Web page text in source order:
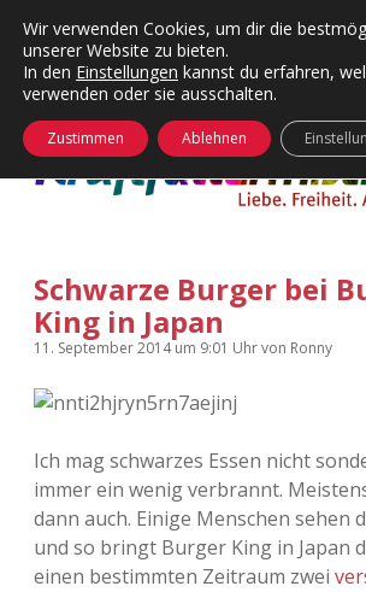
Kategorien
24 Hours Chilling
Die Wende
KFMW-Disco
kfmw.stuff
Kopfkinomusik
Nur mal so
Täglicher Sinnwahn
Visuelles
KFMW-Disco
Dates
Contact
Adventskalender
Adventskalender 2010
Adventskalender
Adventskalender
Adventskalender
facebook
instagram
öffnen
Schwarze Burger bei
King in Japan
11. September 2014um 9:01 Uhrvon Ronny
Ich mag schwarzes Essen nicht
immer ein wenig verbrannt.
dann auch. Einige Menschen sehen
und so bringt Burger King in Japan
einen bestimmten Zeitraum zwei
Wir verwenden Cookies, um dir die
unserer Website zu bieten.
In den Einstellungen kannst du erfahren,
verwenden oder sie ausschalten.
Zustimmen Ablehnen